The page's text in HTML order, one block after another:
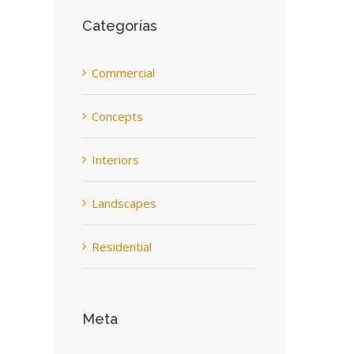
Categorías
Commercial
Concepts
Interiors
Landscapes
Residential
Meta